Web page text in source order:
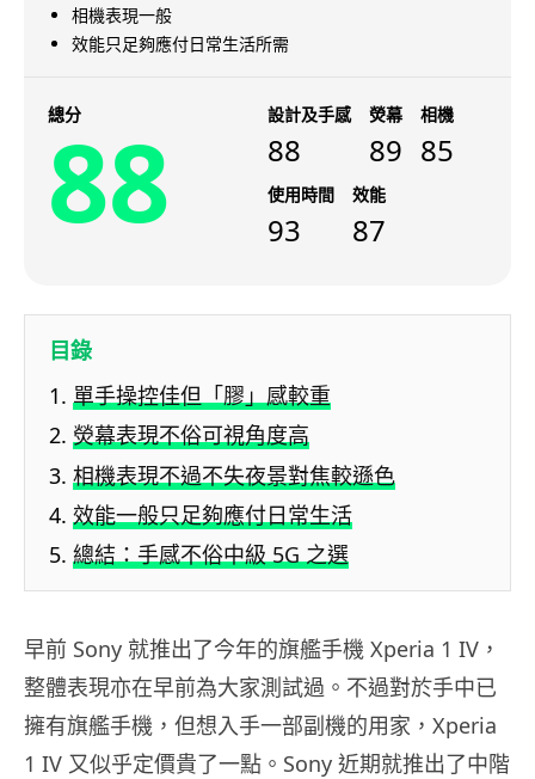
相機表現一般
效能只足夠應付日常生活所需
總分
88 設計及手感
88
熒幕
89
相機
85
使用時間
93
效能
87
目錄
單手操控佳但「膠」感較重
熒幕表現不俗可視角度高
相機表現不過不失夜景對焦較遜色
效能一般只足夠應付日常生活
總結：手感不俗中級 5G 之選
早前 Sony 就推出了今年的旗艦手機 Xperia 1 IV，
整體表現亦在早前為大家測試過。不過對於手中已
擁有旗艦手機，但想入手一部副機的用家，Xperia
1 IV 又似乎定價貴了一點。Sony 近期就推出了中階